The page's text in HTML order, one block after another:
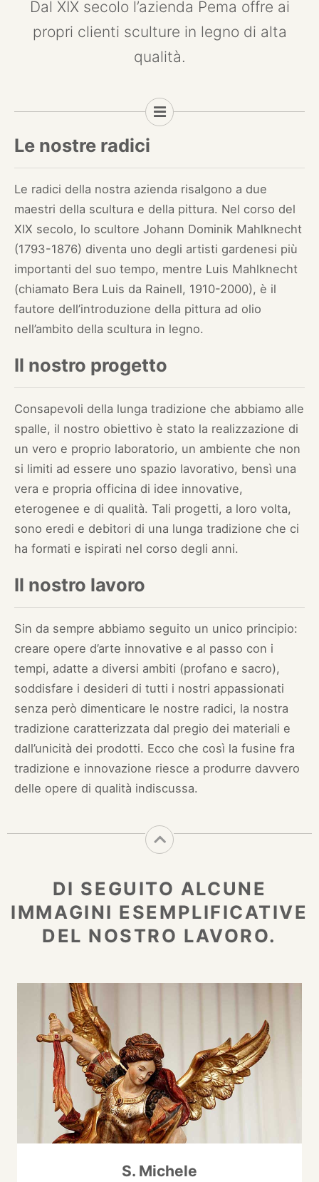
Dal XIX secolo l’azienda Pema offre ai
propri clienti sculture in legno di alta
qualità.
Le nostre radici
Le radici della nostra azienda risalgono a due
maestri della scultura e della pittura. Nel corso del
XIX secolo, lo scultore Johann Dominik Mahlknecht
(1793-1876) diventa uno degli artisti gardenesi più
importanti del suo tempo, mentre Luis Mahlknecht
(chiamato Bera Luis da Rainell, 1910-2000), è il
fautore dell’introduzione della pittura ad olio
nell’ambito della scultura in legno.
Il nostro progetto
Consapevoli della lunga tradizione che abbiamo alle
spalle, il nostro obiettivo è stato la realizzazione di
un vero e proprio laboratorio, un ambiente che non
si limiti ad essere uno spazio lavorativo, bensì una
vera e propria officina di idee innovative,
eterogenee e di qualità. Tali progetti, a loro volta,
sono eredi e debitori di una lunga tradizione che ci
ha formati e ispirati nel corso degli anni.
Il nostro lavoro
Sin da sempre abbiamo seguito un unico principio:
creare opere d’arte innovative e al passo con i
tempi, adatte a diversi ambiti (profano e sacro),
soddisfare i desideri di tutti i nostri appassionati
senza però dimenticare le nostre radici, la nostra
tradizione caratterizzata dal pregio dei materiali e
dall’unicità dei prodotti. Ecco che così la fusine fra
tradizione e innovazione riesce a produrre davvero
delle opere di qualità indiscussa.
DI SEGUITO ALCUNE
IMMAGINI ESEMPLIFICATIVE
DEL NOSTRO LAVORO.
S. Michele